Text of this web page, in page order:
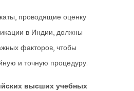
проводящие оценку
в Индии, должны
факторов, чтобы
и точную процедуру.
высших учебных